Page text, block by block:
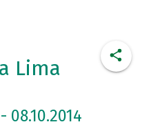
Lima
08.10.2014